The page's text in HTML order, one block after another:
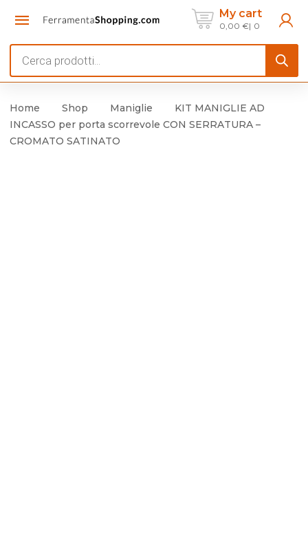
My cart
0,00 € 0
search
Home Shop Maniglie
KIT MANIGLIE AD
INCASSO per porta scorrevole CON SERRATURA –
CROMATO SATINATO